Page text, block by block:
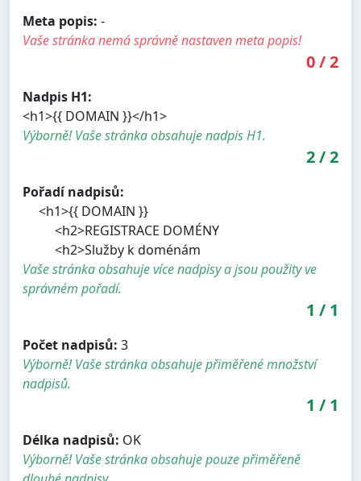
Meta popis: -
Vaše stránka nemá správně nastaven meta popis!
0/2
Nadpis H1:
<h1>{{ DOMAIN }}</h1>
Výborně! Vaše stránka obsahuje nadpis H1.
2/2
Pořadí nadpisů:
<h1>{{ DOMAIN }}
<h2>REGISTRACE DOMÉNY
<h2>Služby k doménám
Vaše stránka obsahuje více nadpisy a jsou použity ve
správném pořadí.
1 / 1
Počet nadpisů: 3
Výborně! Vaše stránka obsahuje přiměřené množství
nadpisů.
1 / 1
Délka nadpisů: OK
Výborně! Vaše stránka obsahuje pouze přiměřeně